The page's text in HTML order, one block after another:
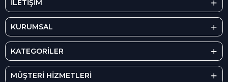
İLETİŞİM
KURUMSAL
KATEGORİLER
MÜŞTERİ HİZMETLERİ